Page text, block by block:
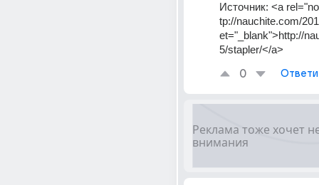
Источник: <a
tp://nauchite.com/
et="_blank">http://
5/stapler/</a>
0